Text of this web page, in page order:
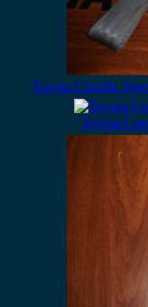
Toyota Corolla
Toyota